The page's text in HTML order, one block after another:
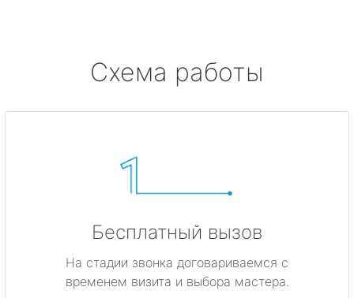
Схема работы
Бесплатный вызов
На стадии звонка договариваемся с
временем визита и выбора мастера.